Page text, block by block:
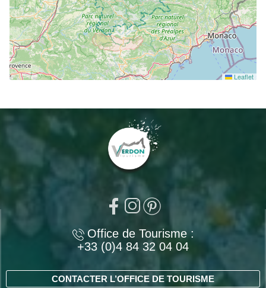
Leaflet
Office de Tourisme :
+33 (0)4 84 32 04 04
CONTACTER L’OFFICE DE TOURISME